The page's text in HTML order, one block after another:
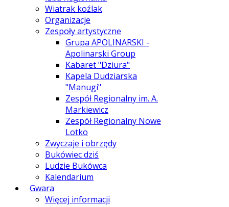
Wiatrak koźlak
Organizacje
Zespoły artystyczne
Grupa APOLINARSKI -
Apolinarski Group
Kabaret "Dziura"
Kapela Dudziarska
"Manugi"
Zespół Regionalny im. A.
Markiewicz
Zespół Regionalny Nowe
Lotko
Zwyczaje i obrzędy
Bukówiec dziś
Ludzie Bukówca
Kalendarium
Gwara
Więcej informacji